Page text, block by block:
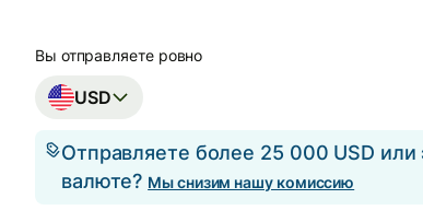
Вы отправляете ровно
USD
Отправляете более 25 000 USD или
валюте? Мы снизим нашу комиссию